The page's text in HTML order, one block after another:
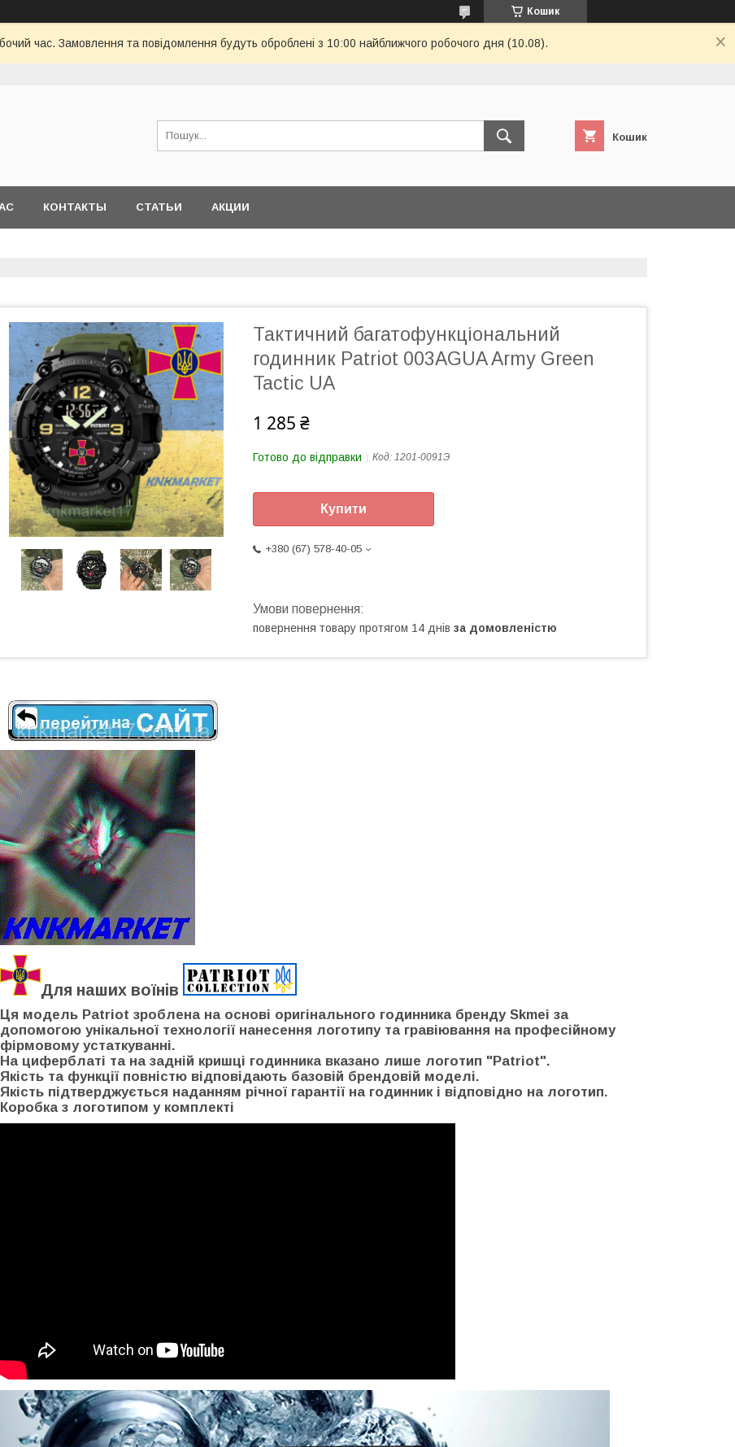
Кошик
час. Замовлення та повідомлення будуть оброблені з 10:00 найближчого робочого дня (10.08).
Кошик
КОНТАКТЫ СТАТЬИ АКЦИИ
Тактичний багатофункціональний
годинник Patriot 003AGUA Army Green
Tactic UA
1 285 ₴
Готово до відправки Код: 1201-0091Э
Купити
+380 (67) 578-40-05
повернення товару протягом 14 днів за домовленістю
Для наших воїнів
Ця модель Patriot зроблена на основі оригінального годинника бренду Skmei за
допомогою унікальної технології нанесення логотипу та гравіювання на професійному
фірмовому устаткуванні.
На циферблаті та на задній кришці годинника вказано лише логотип "Patriot".
Якість та функції повністю відповідають базовій брендовій моделі.
Якість підтверджується наданням річної гарантії на годинник і відповідно на логотип.
Коробка з логотипом у комплекті